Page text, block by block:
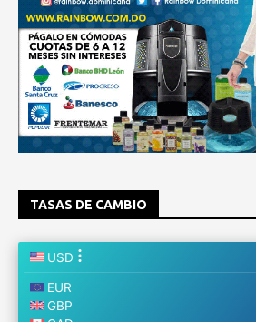
TASAS DE CAMBIO